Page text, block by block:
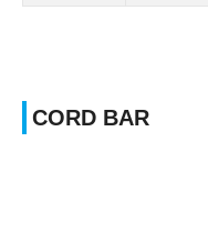
CORD BAR